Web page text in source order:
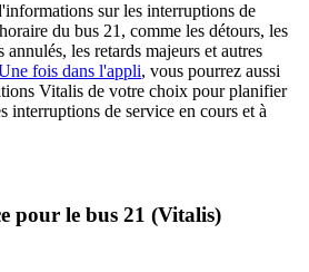
sur les interruptions de
du bus 21, comme les détours, les
annulés, les retards majeurs et autres
fois dans l'appli, vous pourrez aussi
Vitalis de votre choix pour planifier
interruptions de service en cours et à
pour le bus 21 (Vitalis)